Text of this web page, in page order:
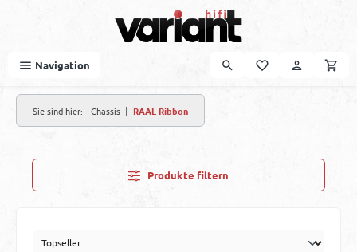
Navigation
Sie sind hier: Chassis | RAAL Ribbon
Produkte filtern